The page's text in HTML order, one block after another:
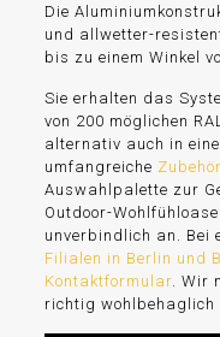
Die
und allwetter-
bis zu einem Winkel
Sie erhalten das
von 200 möglichen
alternativ auch in
umfangreiche
Auswahlpalette zur
Outdoor-
unverbindlich an. Bei
Filialen in Berlin und
Kontaktformular. Wir
richtig wohlbehaglich